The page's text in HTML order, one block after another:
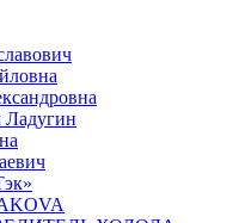
Ладугин